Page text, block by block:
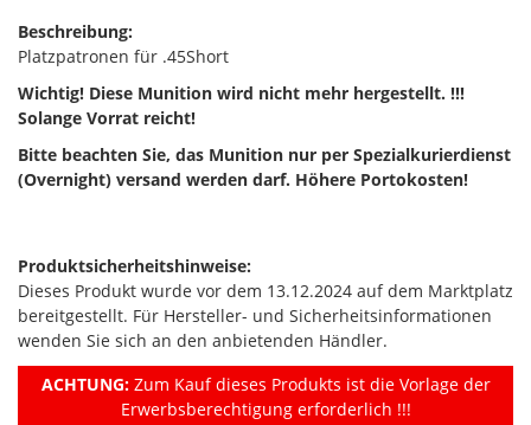
Beschreibung:
Platzpatronen für .45Short
Wichtig! Diese Munition wird nicht mehr hergestellt. !!!
Solange Vorrat reicht!
Bitte beachten Sie, das Munition nur per Spezialkurierdienst
(Overnight) versand werden darf. Höhere Portokosten!
Produktsicherheitshinweise:
Dieses Produkt wurde vor dem 13.12.2024 auf dem Marktplatz
bereitgestellt. Für Hersteller- und Sicherheitsinformationen
wenden Sie sich an den anbietenden Händler.
ACHTUNG:Zum Kauf dieses Produkts ist die Vorlage der
Erwerbsberechtigung erforderlich !!!